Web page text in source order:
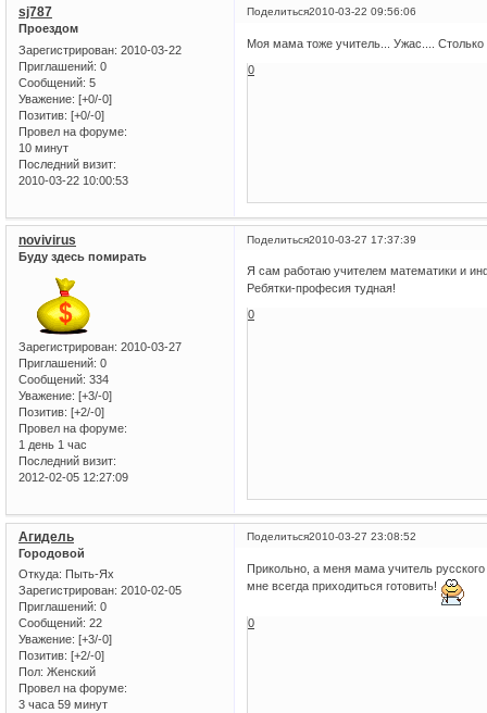
Поделиться2010-03-22 09:56:06
sj787
Проездом
Зарегистрирован: 2010-03-22
Приглашений: 0
Сообщений: 5
Уважение: [+0/-0]
Позитив: [+0/-0]
Провел на форуме:
10 минут
Последний визит:
2010-03-22 10:00:53
Моя мама тоже учитель... Ужас....
0
Поделиться2010-03-27 17:37:39
novivirus
Буду здесь помирать
Зарегистрирован: 2010-03-27
Приглашений: 0
Сообщений: 334
Уважение: [+3/-0]
Позитив: [+2/-0]
Провел на форуме:
1 день 1 час
Последний визит:
2012-02-05 12:27:09
Я сам работаю учителем математики и
Ребятки-професия тудная!
0
Поделиться2010-03-27 23:08:52
Агидель
Городовой
Откуда: Пыть-Ях
Зарегистрирован: 2010-02-05
Приглашений: 0
Сообщений: 22
Уважение: [+3/-0]
Позитив: [+2/-0]
Пол: Женский
Провел на форуме:
3 часа 59 минут
Прикольно, а меня мама учитель
мне всегда приходиться готовить!
0